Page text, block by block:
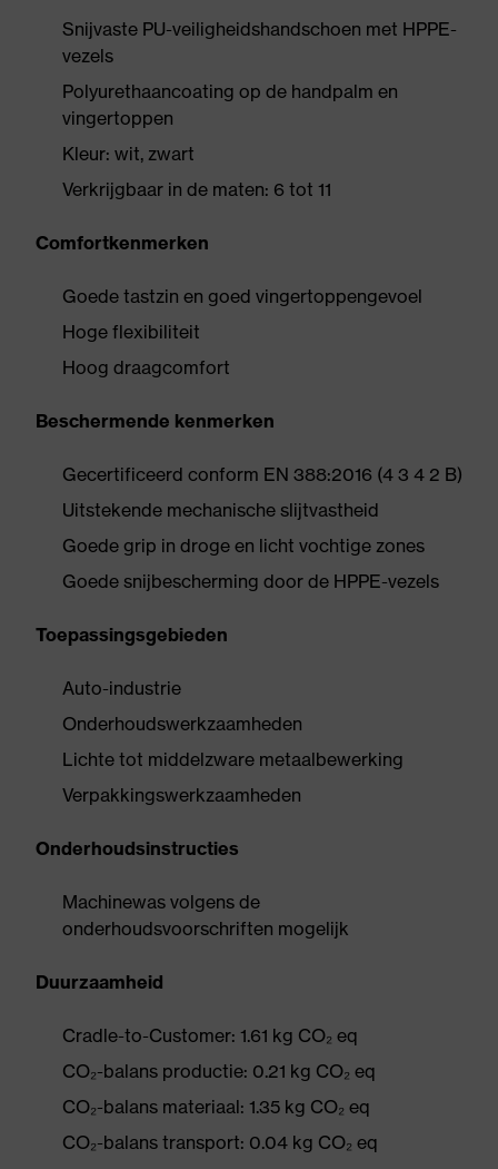
Snijvaste PU-veiligheidshandschoen met HPPE-
vezels
Polyurethaancoating op de handpalm en
vingertoppen
Kleur: wit, zwart
Verkrijgbaar in de maten: 6 tot 11
Comfortkenmerken
Goede tastzin en goed vingertoppengevoel
Hoge flexibiliteit
Hoog draagcomfort
Beschermende kenmerken
Gecertificeerd conform EN 388:2016 (4 3 4 2 B)
Uitstekende mechanische slijtvastheid
Goede grip in droge en licht vochtige zones
Goede snijbescherming door de HPPE-vezels
Toepassingsgebieden
Auto-industrie
Onderhoudswerkzaamheden
Lichte tot middelzware metaalbewerking
Verpakkingswerkzaamheden
Onderhoudsinstructies
Machinewas volgens de
onderhoudsvoorschriften mogelijk
Duurzaamheid
Cradle-to-Customer: 1.61 kg CO₂ eq
CO₂-balans productie: 0.21 kg CO₂ eq
CO₂-balans materiaal: 1.35 kg CO₂ eq
CO₂-balans transport: 0.04 kg CO₂ eq